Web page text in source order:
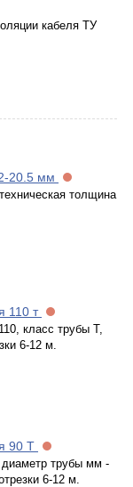
кабеля ТУ
20.5 мм
толщина
110 т
класс трубы Т,
6-12 м.
90 Т
трубы мм -
6-12 м.